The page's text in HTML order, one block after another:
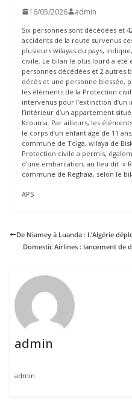
16/05/2026 admin
Six personnes sont décédées et
accidents de la route survenus
plusieurs wilayas du pays,
civile. Le bilan le plus lourd a été
personnes décédées et 2 autres
décès et une personne blessée,
les éléments de la Protection
intervenus pour l’extinction d’un
l’intérieur d’un appartement
Krouma. Par ailleurs, les
le corps d’un enfant âgé de 11
commune de Tolga, wilaya de
Protection civile a permis,
d’une embarcation, au lieu dit »
commune de Reghaïa, selon le
APS
De Niamey à Luanda : L’Algérie
Domestic Airlines : lancement de
admin
admin